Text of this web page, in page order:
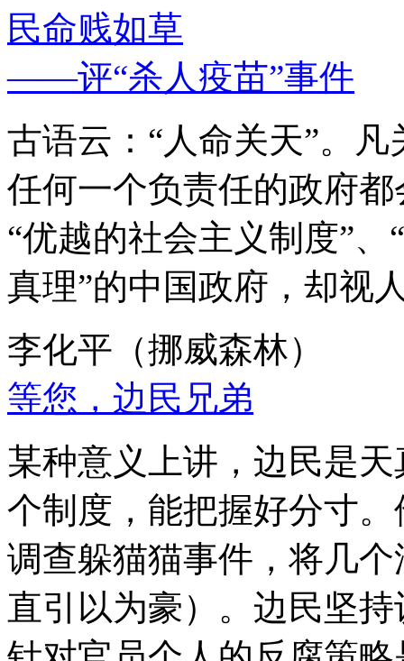
民命贱如草
——评“杀人疫苗”事件
古语云：“人命关天”。
任何一个负责任的政府
“优越的社会主义制度”
真理”的中国政府，却视
李化平（挪威森林）
等您，边民兄弟
某种意义上讲，边民是
个制度，能把握好分寸
调查躲猫猫事件，将几
直引以为豪）。边民坚